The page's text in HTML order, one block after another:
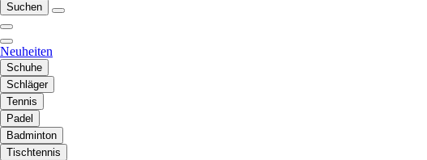
Suchen
Neuheiten
Schuhe
Schläger
Tennis
Padel
Badminton
Tischtennis